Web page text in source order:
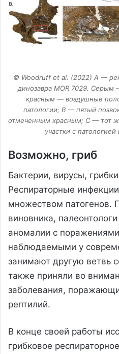
© Woodruff et al. (2022) А —
динозавра MOR 7029. Серым
красным — воздушные
патологии; В — пятый
отмеченным красным; С — тот
участки с
Возможно, гриб
Бактерии, вирусы,
Респираторные
множеством патогенов.
виновника,
аномалии с
наблюдаемыми у
занимают другую ветвь
также приняли во
заболевания,
рептилий.
В конце своей работы
грибковое